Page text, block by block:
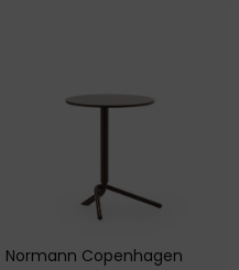
Normann Copenhagen